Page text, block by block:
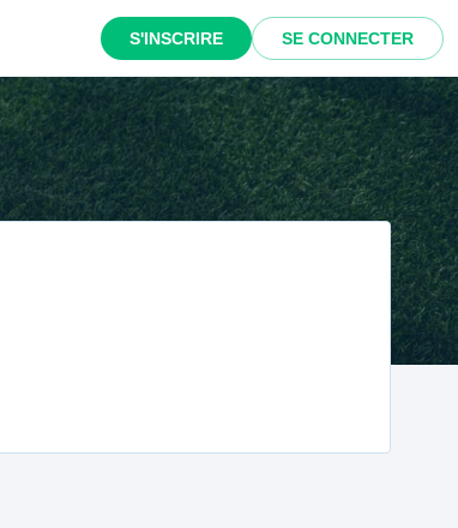
S'INSCRIRE SE CONNECTER